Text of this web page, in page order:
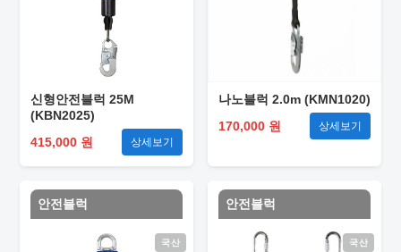
신형안전블럭 25M
(KBN2025)
415,000 원
상세보기
나노블럭 2.0m (KMN1020)
170,000 원
상세보기
안전블럭
국산
안전블럭
국산